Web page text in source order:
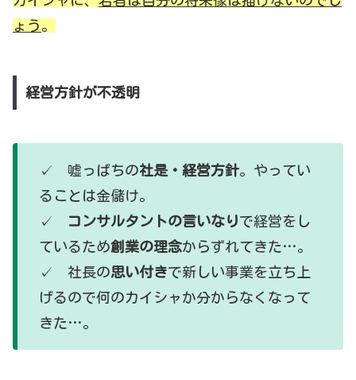
ょう 。
経営方針が不透明
✓ 嘘っぱちの社是・経営方針。やってい
ることは金儲け。
✓
コンサルタントの言いなりで経営をし
ているため創業の理念からずれてきた…。
✓ 社長の思い付きで新しい事業を立ち上
げるので何のカイシャか分からなくなって
きた…。